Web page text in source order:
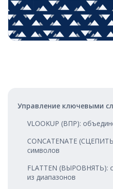
Управление ключевыми
VLOOKUP (ВПР):
CONCATENATE
символов
FLATTEN (ВЫРОВНЯТЬ):
из диапазонов